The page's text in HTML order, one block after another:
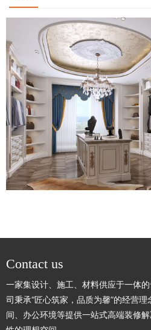
Contact us
一家集设计、施工、材料供应于一体
司秉承“匠心筑家，品质为馨”的经营
间、办公环境等提供一站式高端装修